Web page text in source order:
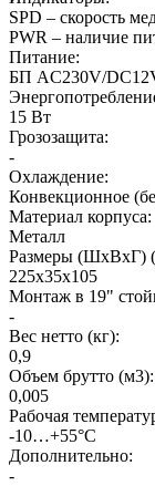
SPD – скорость
PWR – наличие
Питание:
БП AC230V/
15 Вт
Грозозащита:
-
Охлаждение:
Конвекционное
Материал корпуса:
Металл
Размеры (ШхВхГ)
225х35х105
Монтаж в 19"
-
Вес нетто (кг):
0,9
Объем брутто (м3):
0,005
Рабочая
-10…+55°С
Дополнительно:
-